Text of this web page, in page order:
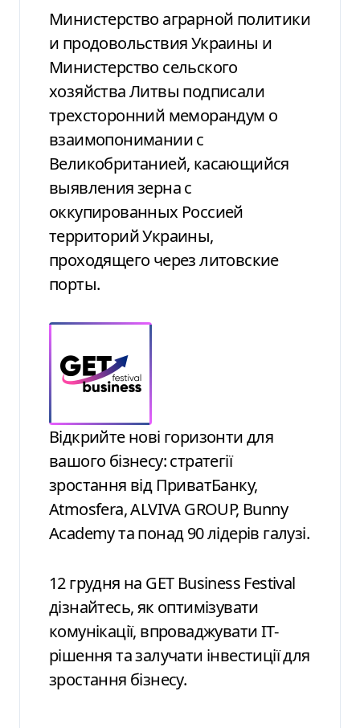
Министерство аграрной политики
и продовольствия Украины и
Министерство сельского
хозяйства Литвы подписали
трехсторонний меморандум о
взаимопонимании с
Великобританией, касающийся
выявления зерна с
оккупированных Россией
территорий Украины,
проходящего через литовские
порты.
Відкрийте нові горизонти для
вашого бізнесу: стратегії
зростання від ПриватБанку,
Atmosfera, ALVIVA GROUP, Bunny
Academy та понад 90 лідерів галузі.
12 грудня на GET Business Festival
дізнайтесь, як оптимізувати
комунікації, впроваджувати ІТ-
рішення та залучати інвестиції для
зростання бізнесу.